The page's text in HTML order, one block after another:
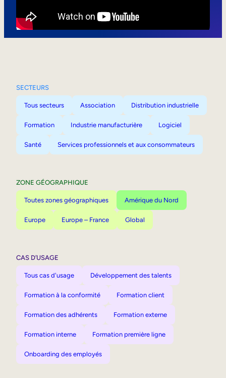
SECTEURS
Tous secteurs Association Distribution industrielle
Formation Industrie manufacturière Logiciel
Santé Services professionnels et aux consommateurs
ZONE GÉOGRAPHIQUE
Toutes zones géographiques Amérique du Nord
Europe Europe – France Global
CAS D’USAGE
Tous cas d'usage Développement des talents
Formation à la conformité Formation client
Formation des adhérents Formation externe
Formation interne Formation première ligne
Onboarding des employés